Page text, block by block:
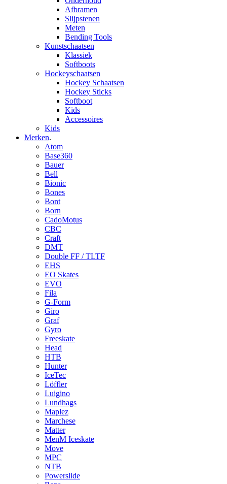
Afbramen
Slijpstenen
Meten
Bending Tools
Kunstschaatsen
Klassiek
Softboots
Hockeyschaatsen
Hockey Schaatsen
Hockey Sticks
Softboot
Kids
Accessoires
Kids
Merken.
Atom
Base360
Bauer
Bell
Bionic
Bones
Bont
Born
CadoMotus
CBC
Craft
DMT
Double FF / TLTF
EHS
EO Skates
EVO
Fila
G-Form
Giro
Graf
Gyro
Freeskate
Head
HTB
Hunter
IceTec
Löffler
Luigino
Lundhags
Maplez
Marchese
Matter
MenM Iceskate
Move
MPC
NTB
Powerslide